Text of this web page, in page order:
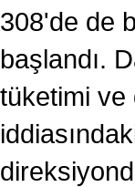
308'de de
başlandı.
tüketimi ve